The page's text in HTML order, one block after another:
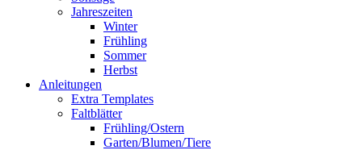
Jahreszeiten
Winter
Frühling
Sommer
Herbst
Anleitungen
Extra Templates
Faltblätter
Frühling/Ostern
Garten/Blumen/Tiere